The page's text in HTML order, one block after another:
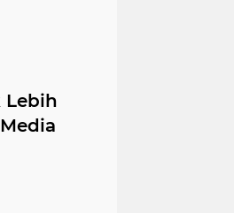
Lebih